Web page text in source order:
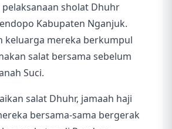
sholat Dhuhr
Kabupaten Nganjuk.
keluarga mereka berkumpul
salat bersama sebelum
Suci.
salat Dhuhr, jamaah haji
bersama-sama bergerak